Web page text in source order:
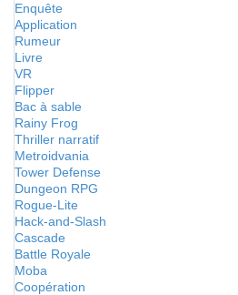
Enquête
Application
Rumeur
Livre
VR
Flipper
Bac à sable
Rainy Frog
Thriller narratif
Metroidvania
Tower Defense
Dungeon RPG
Rogue-Lite
Hack-and-Slash
Cascade
Battle Royale
Moba
Coopération